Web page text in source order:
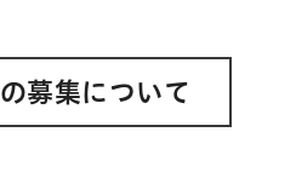
募集について